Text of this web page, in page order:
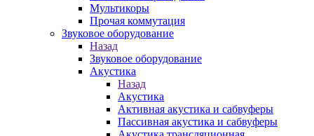
Мультикоры
Прочая коммутация
Звуковое оборудование
Назад
Звуковое оборудование
Акустика
Назад
Акустика
Активная акустика и сабвуферы
Пассивная акустика и сабвуферы